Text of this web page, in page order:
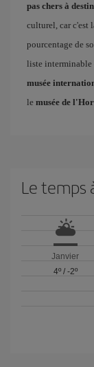
pas chers à
culturel, car c'est
pourcentage de
liste interminable
musée
le musée de
Le temps
Janvier
4º/ -2º